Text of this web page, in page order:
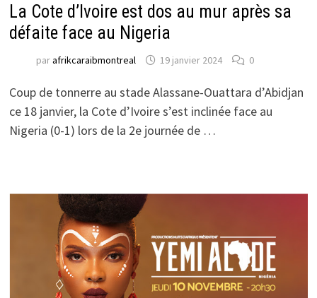
La Cote d’Ivoire est dos au mur après sa
défaite face au Nigeria
parafrikcaraibmontreal 19 janvier 2024 0
Coup de tonnerre au stade Alassane-Ouattara d’Abidjan
ce 18 janvier, la Cote d’Ivoire s’est inclinée face au
Nigeria (0-1) lors de la 2e journée de …